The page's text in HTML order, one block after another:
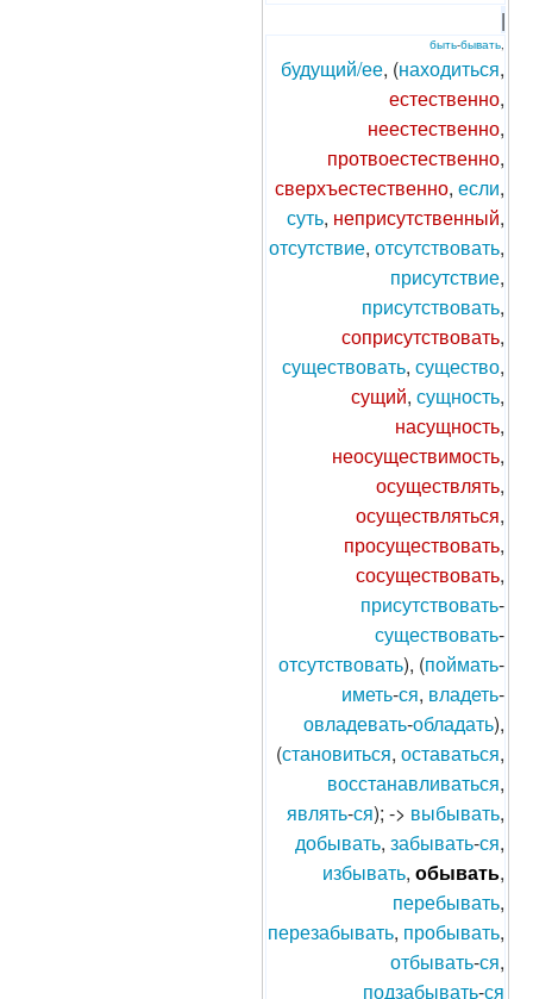
|
быть-бывать,
будущий/ее, (находиться,
естественно,
неестественно,
протвоестественно,
сверхъестественно, если,
суть, неприсутственный,
отсутствие, отсутствовать,
присутствие,
присутствовать,
соприсутствовать,
существовать, существо,
сущий, сущность,
насущность,
неосуществимость,
осуществлять,
осуществляться,
просуществовать,
сосуществовать,
присутствовать-
существовать-
отсутствовать), (поймать-
иметь-ся, владеть-
овладевать-обладать),
(становиться, оставаться,
восстанавливаться,
являть-ся); -> выбывать,
добывать, забывать-ся,
избывать, обывать,
перебывать,
перезабывать, пробывать,
отбывать-ся,
подзабывать-ся